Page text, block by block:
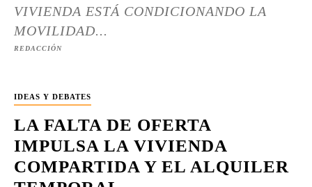
VIVIENDA ESTÁ CONDICIONANDO LA
MOVILIDAD...
REDACCIÓN
IDEAS Y DEBATES
LA FALTA DE OFERTA
IMPULSA LA VIVIENDA
COMPARTIDA Y EL ALQUILER